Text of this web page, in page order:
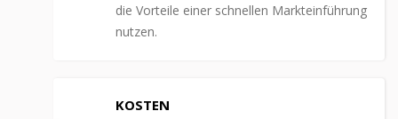
die Vorteile einer schnellen Markteinführung
nutzen.
KOSTEN